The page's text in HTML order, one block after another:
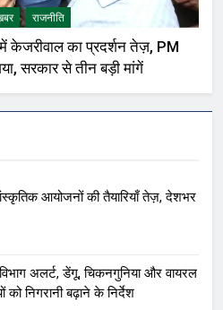
राजनीति
केजरीवाल का प्रदर्शन तेज़, PM
सरकार से तीन बड़ी मांगें
आयोजनों की तैयारियाँ तेज़, देशभर
अलर्ट, डेंगू, चिकनगुनिया और वायरल
को निगरानी बढ़ाने के निर्देश